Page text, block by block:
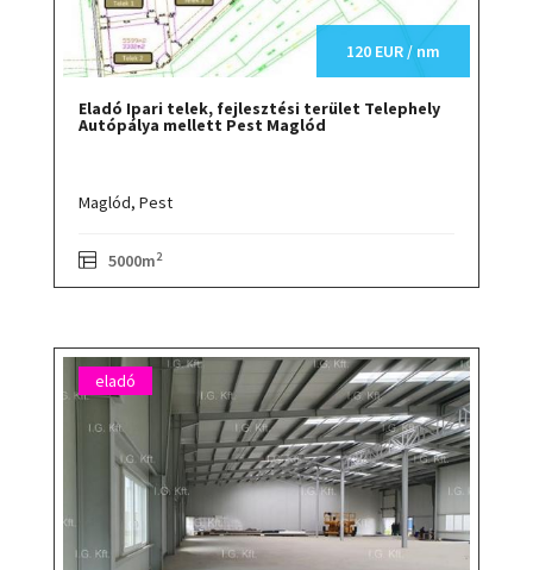
120 EUR / nm
Eladó Ipari telek, fejlesztési terület Telephely
Autópálya mellett Pest Maglód
Maglód, Pest
5000m2
eladó